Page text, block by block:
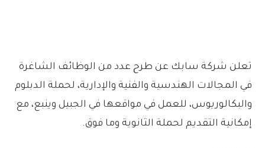
تعلن شركة سابك عن طرح عدد من الوظائف الشاغرة
في المجالات الهندسية والفنية والإدارية، لحملة الدبلوم
والبكالوريوس، للعمل في مواقعها في الجبيل وينبع، مع
إمكانية التقديم لحملة الثانوية وما فوق.